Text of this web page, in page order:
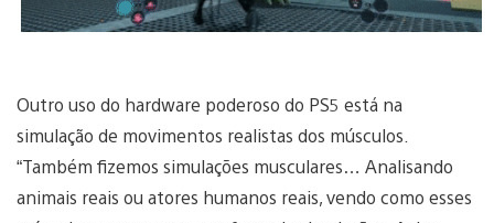
Outro uso do hardware poderoso do PS5 está na
simulação de movimentos realistas dos músculos.
“Também fizemos simulações musculares… Analisando
animais reais ou atores humanos reais, vendo como esses